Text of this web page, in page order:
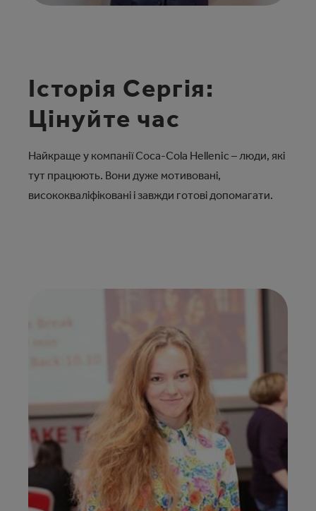
Історія Сергія:
Цінуйте час
Найкраще у компанії Coca‑Cola Hellenic – люди, які
тут працюють. Вони дуже мотивовані,
висококваліфіковані і завжди готові допомагати.